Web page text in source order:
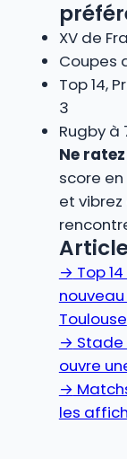
XV de
Coupes
Top 14,
3
Rugby à
Ne
score
et
→ Top
Toulouse
→ Stade
ouvre
→
les